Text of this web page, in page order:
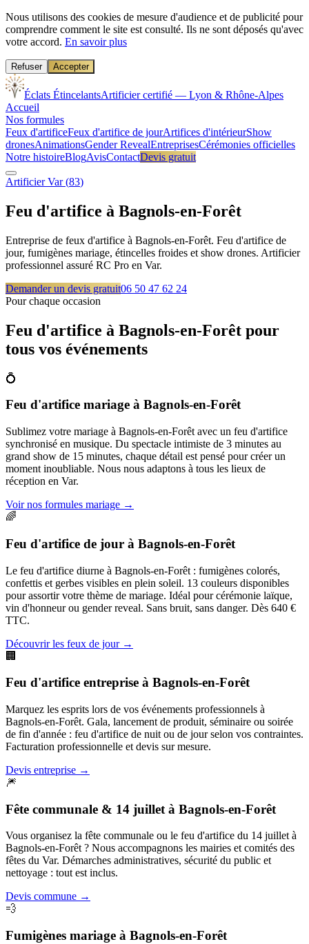
Nous utilisons des cookies de mesure d'audience et de publicité pour
comprendre comment le site est consulté. Ils ne sont déposés qu'avec
votre accord. En savoir plus
Refuser Accepter
Éclats ÉtincelantsArtificier certifié — Lyon & Rhône-Alpes
Accueil
Nos formules
Feux d'artificeFeux d'artifice de jourArtifices d'intérieurShow
dronesAnimationsGender RevealEntreprisesCérémonies officielles
Notre histoireBlogAvisContactDevis gratuit
ArtificierVar(83)
Feu d'artifice à Bagnols-en-Forêt
Entreprise de feux d'artifice à Bagnols-en-Forêt. Feu d'artifice de
jour, fumigènes mariage, étincelles froides et show drones. Artificier
professionnel assuré RC Pro en Var.
Demander un devis gratuit06 50 47 62 24
Pour chaque occasion
Feu d'artifice à Bagnols-en-Forêt pour
tous vos événements
💍
Feu d'artifice mariage à Bagnols-en-Forêt
Sublimez votre mariage à Bagnols-en-Forêt avec un feu d'artifice
synchronisé en musique. Du spectacle intimiste de 3 minutes au
grand show de 15 minutes, chaque détail est pensé pour créer un
moment inoubliable. Nous nous adaptons à tous les lieux de
réception en Var.
Voir nos formules mariage →
🌈
Feu d'artifice de jour à Bagnols-en-Forêt
Le feu d'artifice diurne à Bagnols-en-Forêt : fumigènes colorés,
confettis et gerbes visibles en plein soleil. 13 couleurs disponibles
pour assortir votre thème de mariage. Idéal pour cérémonie laïque,
vin d'honneur ou gender reveal. Sans bruit, sans danger. Dès 640 €
TTC.
Découvrir les feux de jour→
🏢
Feu d'artifice entreprise à Bagnols-en-Forêt
Marquez les esprits lors de vos événements professionnels à
Bagnols-en-Forêt. Gala, lancement de produit, séminaire ou soirée
de fin d'année : feu d'artifice de nuit ou de jour selon vos contraintes.
Facturation professionnelle et devis sur mesure.
Devis entreprise →
🎆
Fête communale & 14 juillet à Bagnols-en-Forêt
Vous organisez la fête communale ou le feu d'artifice du 14 juillet à
Bagnols-en-Forêt ? Nous accompagnons les mairies et comités des
fêtes du Var. Démarches administratives, sécurité du public et
nettoyage : tout est inclus.
Devis commune →
💨
Fumigènes mariage à Bagnols-en-Forêt